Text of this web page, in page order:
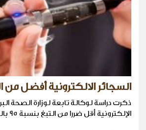
السجائر الالكترونية أفضل من
ذكرت دراسة لوكالة تابعة لوزارة الصحة
الإلكترونية أقل ضررا من التبغ بنسبة 95 بالمئة .